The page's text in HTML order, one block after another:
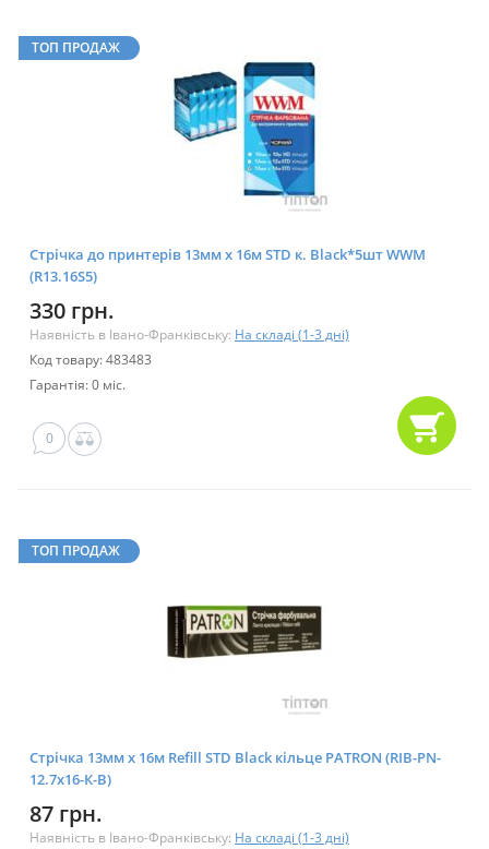
ТОП ПРОДАЖ
Стрічка до принтерів 13мм х 16м STD к. Black*5шт WWM
(R13.16S5)
330 грн.
Наявність в Івано-Франківську: На складі (1-3 дні)
Код товару: 483483
Гарантія: 0 міс.
0
ТОП ПРОДАЖ
Стрічка 13мм х 16м Refill STD Black кільце PATRON (RIB-PN-
12.7x16-К-B)
87 грн.
Наявність в Івано-Франківську: На складі (1-3 дні)